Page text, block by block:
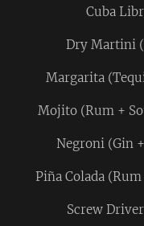
Cuba
Dry Martini
Margarita
Mojito (Rum +
Negroni (Gin
Piña Colada
Screw